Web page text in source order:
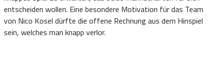
entscheiden wollen. Eine besondere Motivation für das Team
von Nico Kosel dürfte die offene Rechnung aus dem Hinspiel
sein, welches man knapp verlor.